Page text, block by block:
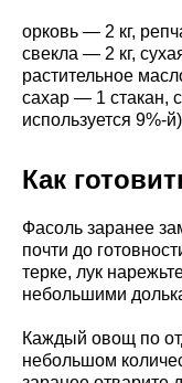
орковь — 2 кг,
свекла — 2 кг,
растительное
сахар — 1 стакан,
используется 9%-
Как
Фасоль заранее
почти до
терке, лук
небольшими
Каждый овощ по
небольшом